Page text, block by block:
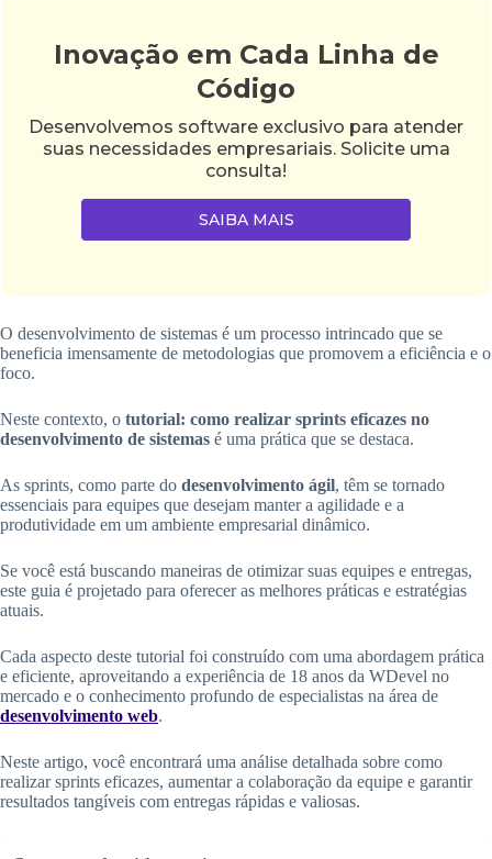
Inovação em Cada Linha de
Código
Desenvolvemos software exclusivo para atender
suas necessidades empresariais. Solicite uma
consulta!
SAIBA MAIS
O desenvolvimento de sistemas é um processo intrincado que se
beneficia imensamente de metodologias que promovem a eficiência e o
foco.
Neste contexto, o tutorial: como realizar sprints eficazes no
desenvolvimento de sistemas é uma prática que se destaca.
As sprints, como parte do desenvolvimento ágil, têm se tornado
essenciais para equipes que desejam manter a agilidade e a
produtividade em um ambiente empresarial dinâmico.
Se você está buscando maneiras de otimizar suas equipes e entregas,
este guia é projetado para oferecer as melhores práticas e estratégias
atuais.
Cada aspecto deste tutorial foi construído com uma abordagem prática
e eficiente, aproveitando a experiência de 18 anos da WDevel no
mercado e o conhecimento profundo de especialistas na área de
desenvolvimento web.
Neste artigo, você encontrará uma análise detalhada sobre como
realizar sprints eficazes, aumentar a colaboração da equipe e garantir
resultados tangíveis com entregas rápidas e valiosas.